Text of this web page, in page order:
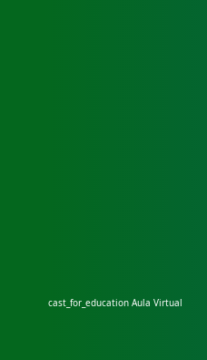
cast_for_educationAula Virtual